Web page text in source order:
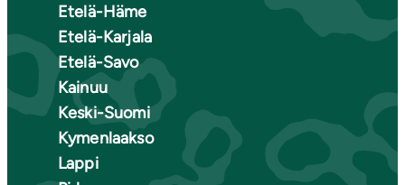
Etelä-Häme
Etelä-Karjala
Etelä-Savo
Kainuu
Keski-Suomi
Kymenlaakso
Lappi